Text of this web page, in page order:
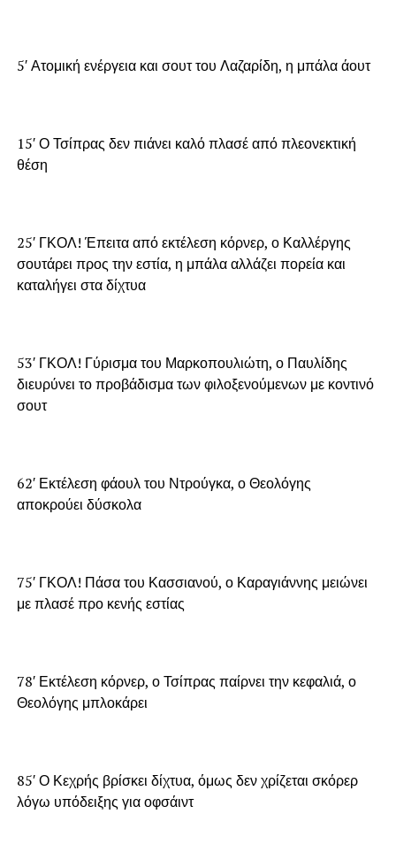
5′ Ατομική ενέργεια και σουτ του Λαζαρίδη, η μπάλα άουτ
15′ Ο Τσίπρας δεν πιάνει καλό πλασέ από πλεονεκτική
θέση
25′ ΓΚΟΛ! Έπειτα από εκτέλεση κόρνερ, ο Καλλέργης
σουτάρει προς την εστία, η μπάλα αλλάζει πορεία και
καταλήγει στα δίχτυα
53′ ΓΚΟΛ! Γύρισμα του Μαρκοπουλιώτη, ο Παυλίδης
διευρύνει το προβάδισμα των φιλοξενούμενων με κοντινό
σουτ
62′ Εκτέλεση φάουλ του Ντρούγκα, ο Θεολόγης
αποκρούει δύσκολα
75′ ΓΚΟΛ! Πάσα του Κασσιανού, ο Καραγιάννης μειώνει
με πλασέ προ κενής εστίας
78′ Εκτέλεση κόρνερ, ο Τσίπρας παίρνει την κεφαλιά, ο
Θεολόγης μπλοκάρει
85′ Ο Κεχρής βρίσκει δίχτυα, όμως δεν χρίζεται σκόρερ
λόγω υπόδειξης για οφσάιντ